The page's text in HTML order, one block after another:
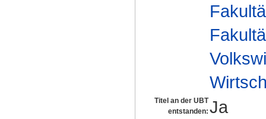
Titel an der UBT
entstanden: Ja